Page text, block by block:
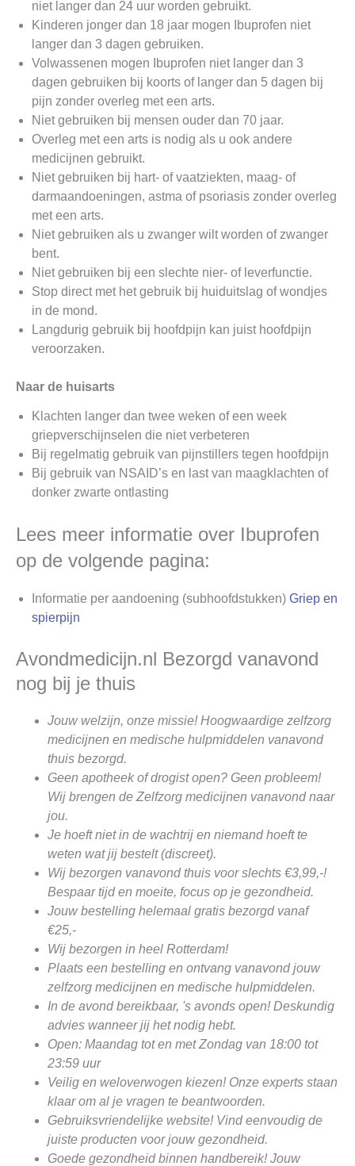
niet langer dan 24 uur worden gebruikt.
Kinderen jonger dan 18 jaar mogen Ibuprofen niet
langer dan 3 dagen gebruiken.
Volwassenen mogen Ibuprofen niet langer dan 3
dagen gebruiken bij koorts of langer dan 5 dagen bij
pijn zonder overleg met een arts.
Niet gebruiken bij mensen ouder dan 70 jaar.
Overleg met een arts is nodig als u ook andere
medicijnen gebruikt.
Niet gebruiken bij hart- of vaatziekten, maag- of
darmaandoeningen, astma of psoriasis zonder overleg
met een arts.
Niet gebruiken als u zwanger wilt worden of zwanger
bent.
Niet gebruiken bij een slechte nier- of leverfunctie.
Stop direct met het gebruik bij huiduitslag of wondjes
in de mond.
Langdurig gebruik bij hoofdpijn kan juist hoofdpijn
veroorzaken.
Naar de huisarts
Klachten langer dan twee weken of een week
griepverschijnselen die niet verbeteren
Bij regelmatig gebruik van pijnstillers tegen hoofdpijn
Bij gebruik van NSAID’s en last van maagklachten of
donker zwarte ontlasting
Lees meer informatie over Ibuprofen
op de volgende pagina:
Informatie per aandoening (subhoofdstukken) Griep en
spierpijn
Avondmedicijn.nl Bezorgd vanavond
nog bij je thuis
Jouw welzijn, onze missie! Hoogwaardige zelfzorg
medicijnen en medische hulpmiddelen vanavond
thuis bezorgd.
Geen apotheek of drogist open? Geen probleem!
Wij brengen de Zelfzorg medicijnen vanavond naar
jou.
Je hoeft niet in de wachtrij en niemand hoeft te
weten wat jij bestelt (discreet).
Wij bezorgen vanavond thuis voor slechts €3,99,-!
Bespaar tijd en moeite, focus op je gezondheid.
Jouw bestelling helemaal gratis bezorgd vanaf
€25,-
Wij bezorgen in heel Rotterdam!
Plaats een bestelling en ontvang vanavond jouw
zelfzorg medicijnen en medische hulpmiddelen.
In de avond bereikbaar, 's avonds open! Deskundig
advies wanneer jij het nodig hebt.
Open: Maandag tot en met Zondag van 18:00 tot
23:59 uur
Veilig en weloverwogen kiezen! Onze experts staan
klaar om al je vragen te beantwoorden.
Gebruiksvriendelijke website! Vind eenvoudig de
juiste producten voor jouw gezondheid.
Goede gezondheid binnen handbereik! Jouw